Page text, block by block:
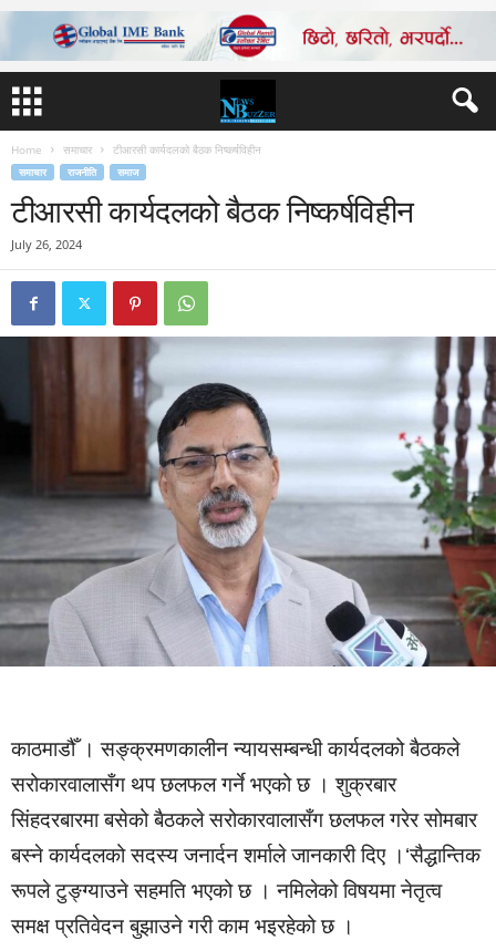
Home समाचार टीआरसी कार्यदलको बैठक निष्कर्षविहीन
समाचार राजनीति समाज
टीआरसी कार्यदलको बैठक निष्कर्षविहीन
July 26, 2024
काठमाडौँ । सङ्क्रमणकालीन न्यायसम्बन्धी कार्यदलको बैठकले
सरोकारवालासँग थप छलफल गर्ने भएको छ । शुक्रबार
सिंहदरबारमा बसेको बैठकले सरोकारवालासँग छलफल गरेर सोमबार
बस्ने कार्यदलको सदस्य जनार्दन शर्माले जानकारी दिए ।‘सैद्धान्तिक
रूपले टुङ्ग्याउने सहमति भएको छ । नमिलेको विषयमा नेतृत्व
समक्ष प्रतिवेदन बुझाउने गरी काम भइरहेको छ ।